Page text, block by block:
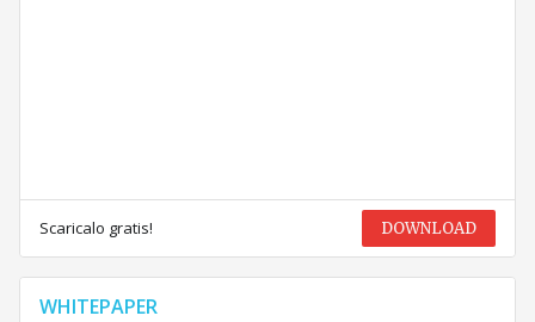
Scaricalo gratis! DOWNLOAD
WHITEPAPER